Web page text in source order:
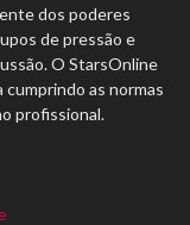
dos poderes
de pressão e
O StarsOnline
as normas
profissional.